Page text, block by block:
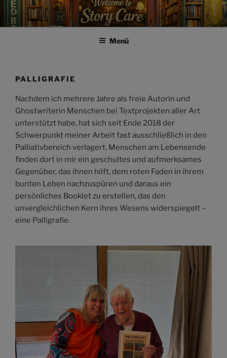
Zum
Inhalt
springen
Menü
PALLIGRAFIE
Nachdem ich mehrere Jahre als freie Autorin und
Ghostwriterin Menschen bei Textprojekten aller Art
unterstützt habe, hat sich seit Ende 2018 der
Schwerpunkt meiner Arbeit fast ausschließlich in den
Palliativbereich verlagert. Menschen am Lebensende
finden dort in mir ein geschultes und aufmerksames
Gegenüber, das ihnen hilft, dem roten Faden in ihrem
bunten Leben nachzuspüren und daraus ein
persönliches Booklet zu erstellen, das den
unvergleichlichen Kern ihres Wesens widerspiegelt –
eine Palligrafie.